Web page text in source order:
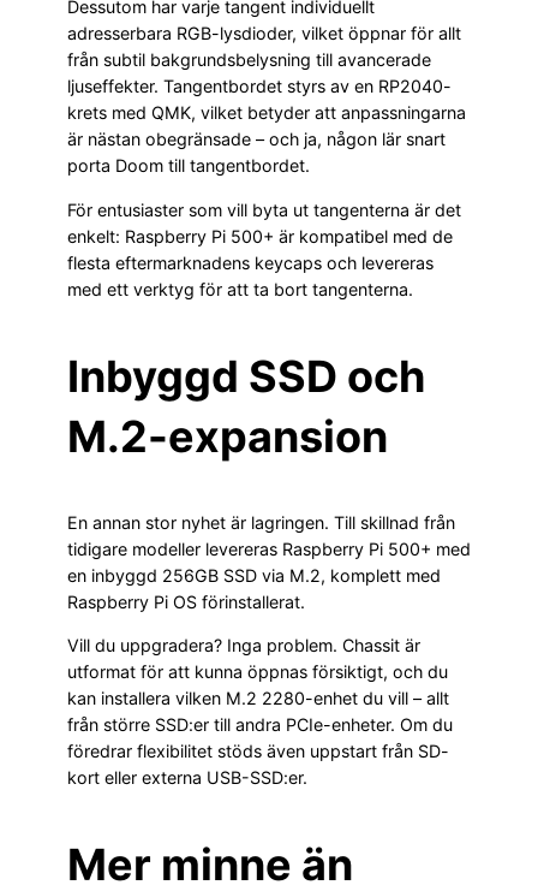
Dessutom har varje tangent individuellt
adresserbara RGB-lysdioder, vilket öppnar för allt
från subtil bakgrundsbelysning till avancerade
ljuseffekter. Tangentbordet styrs av en RP2040-
krets med QMK, vilket betyder att anpassningarna
är nästan obegränsade – och ja, någon lär snart
porta Doom till tangentbordet.
För entusiaster som vill byta ut tangenterna är det
enkelt: Raspberry Pi 500+ är kompatibel med de
flesta eftermarknadens keycaps och levereras
med ett verktyg för att ta bort tangenterna.
Inbyggd SSD och
M.2-expansion
En annan stor nyhet är lagringen. Till skillnad från
tidigare modeller levereras Raspberry Pi 500+ med
en inbyggd 256GB SSD via M.2, komplett med
Raspberry Pi OS förinstallerat.
Vill du uppgradera? Inga problem. Chassit är
utformat för att kunna öppnas försiktigt, och du
kan installera vilken M.2 2280-enhet du vill – allt
från större SSD:er till andra PCIe-enheter. Om du
föredrar flexibilitet stöds även uppstart från SD-
kort eller externa USB-SSD:er.
Mer minne än